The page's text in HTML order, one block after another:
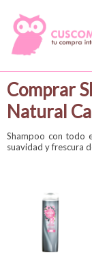
Comprar
Natural
Shampoo con todo
suavidad y frescura